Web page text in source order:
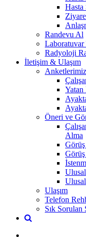
Hasta
Randevu Al
Laboratuvar
Radyoloji
İletişim & Ulaşım
Anketlerimiz
Yatan
Öneri ve
Alma
Ulaşım
Telefon
Sık Sorulan